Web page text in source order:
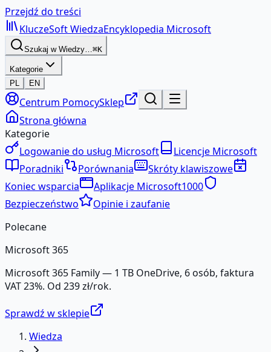
Przejdź do treści
KluczeSoftWiedzaEncyklopedia Microsoft
Szukaj w Wiedzy…⌘K
Kategorie
PL
EN
Centrum PomocySklep
Strona główna
Kategorie
Logowanie do usług Microsoft
Licencje Microsoft
Poradniki
Porównania
Skróty klawiszowe
Koniec wsparcia
Aplikacje Microsoft1000
Bezpieczeństwo
Opinie i zaufanie
Polecane
Microsoft 365
Microsoft 365 Family — 1 TB OneDrive, 6 osób, faktura
VAT 23%. Od 239 zł/rok.
Sprawdź w sklepie
Wiedza